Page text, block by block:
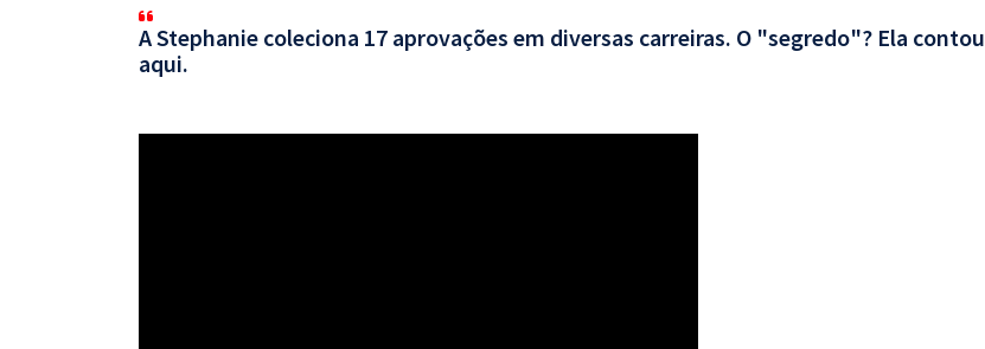
A Stephanie coleciona 17 aprovações em diversas carreiras. O "segredo"? Ela contou
aqui.